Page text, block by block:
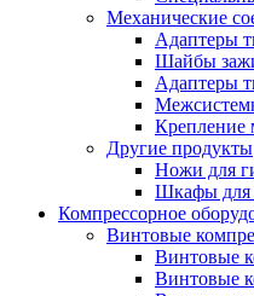
Механические
Адаптеры
Шайбы
Адаптеры
Крепление
Другие продукты
Ножи для
Шкафы для
Компрессорное
Винтовые
Винтовые
Винтовые